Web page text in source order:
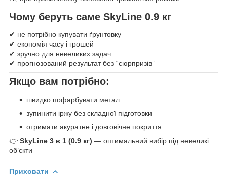
Чому беруть саме SkyLine 0.9 кг
✔ не потрібно купувати ґрунтовку
✔ економія часу і грошей
✔ зручно для невеликих задач
✔ прогнозований результат без “сюрпризів”
Якщо вам потрібно:
швидко пофарбувати метал
зупинити іржу без складної підготовки
отримати акуратне і довговічне покриття
👉 SkyLine 3 в 1 (0.9 кг) — оптимальний вибір під невеликі
об’єкти
Приховати